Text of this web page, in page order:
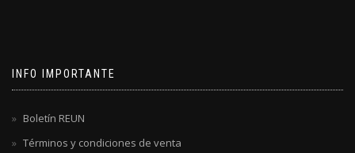
INFO IMPORTANTE
Boletín REUN
Términos y condiciones de venta